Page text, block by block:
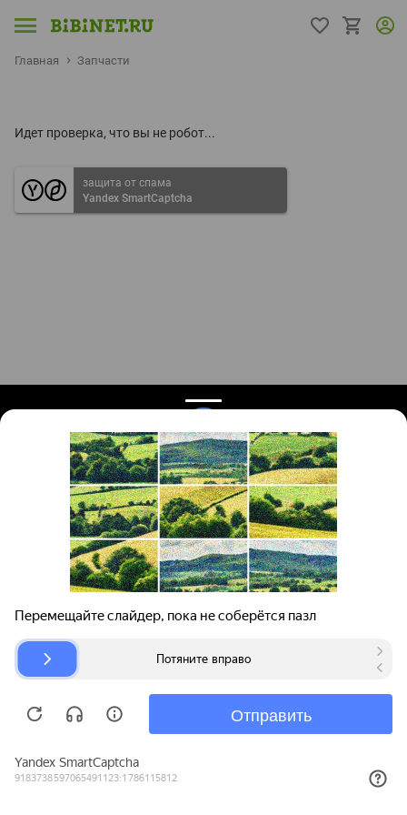
Главная Запчасти
Идет проверка, что вы не робот...
защита от спама
Yandex SmartCaptcha
Поиск запчастей
Для автокомпаний
Авторазборки
О проекте
Помощь
Карта сайта
© bibinet.ru - система поиска запчастей,
Copyright 2010-2026 Все права защищены